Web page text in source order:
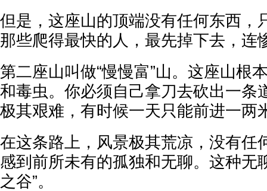
但是，这座山的顶端没有任何东西，
那些爬得最快的人，最先掉下去，连
第二座山叫做“慢慢富”山。这座山根
和毒虫。你必须自己拿刀去砍出一条
极其艰难，有时候一天只能前进一两
在这条路上，风景极其荒凉，没有任
感到前所未有的孤独和无聊。这种无
之谷”。